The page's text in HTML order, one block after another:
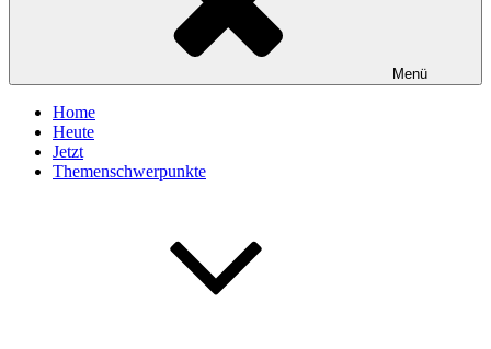
Menü
Home
Heute
Jetzt
Themenschwerpunkte